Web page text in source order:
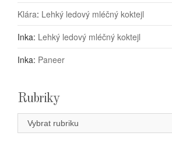
Klára: Lehký ledový mléčný koktejl
Inka: Lehký ledový mléčný koktejl
Inka: Paneer
Rubriky
Rubriky